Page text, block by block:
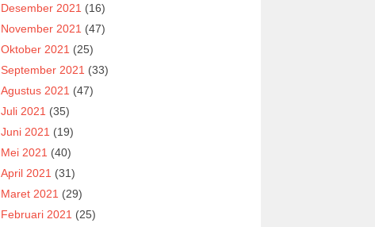
Desember 2021 (16)
November 2021 (47)
Oktober 2021 (25)
September 2021 (33)
Agustus 2021 (47)
Juli 2021 (35)
Juni 2021 (19)
Mei 2021 (40)
April 2021 (31)
Maret 2021 (29)
Februari 2021 (25)